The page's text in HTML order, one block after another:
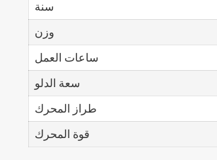
سنة
وزن
ساعات العمل
سعة الدلو
طراز المحرك
قوة المحرك